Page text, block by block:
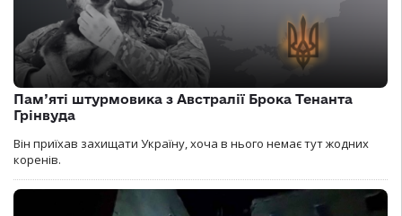
Пам’яті штурмовика з Австралії Брока Тенанта
Грінвуда
Він приїхав захищати Україну, хоча в нього немає тут жодних
коренів.